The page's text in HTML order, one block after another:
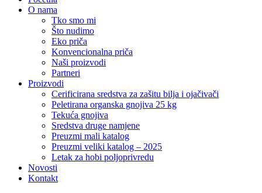
O nama
Tko smo mi
Što nudimo
Eko priča
Konvencionalna priča
Naši proizvodi
Partneri
Proizvodi
Cerificirana sredstva za zašitu bilja i ojačivači
Peletirana organska gnojiva 25 kg
Tekuća gnojiva
Sredstva druge namjene
Preuzmi mali katalog
Preuzmi veliki katalog – 2025
Letak za hobi poljoprivredu
Novosti
Kontakt